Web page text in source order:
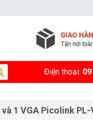
Điện thoại:
1 VGA Picolink